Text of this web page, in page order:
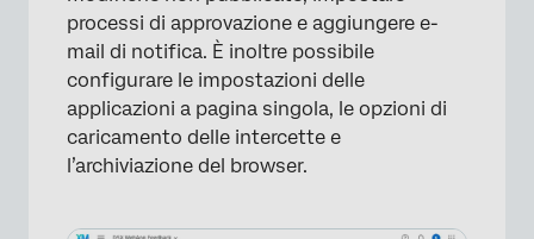
Archiviazione del browser
processi di approvazione e aggiungere e-
mail di notifica. È inoltre possibile
configurare le impostazioni delle
applicazioni a pagina singola, le opzioni di
caricamento delle intercette e
l’archiviazione del browser.